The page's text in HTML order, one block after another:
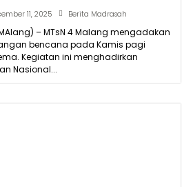
11, 2025 Berita Madrasah
– MTsN 4 Malang mengadakan
bencana pada Kamis pagi
Kegiatan ini menghadirkan
Nasional...